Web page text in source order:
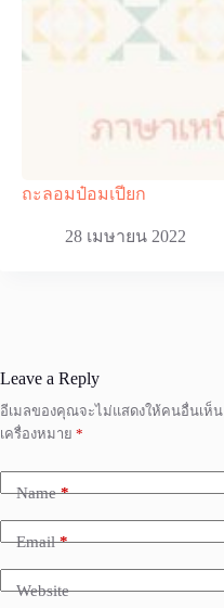
ถะลอมป๋อมเปียก
28 เมษายน 2022
Leave a Reply
อีเมลของคุณจะไม่แสดงให้คนอื่นเห็น
เครื่องหมาย *
Name*
Email*
Website